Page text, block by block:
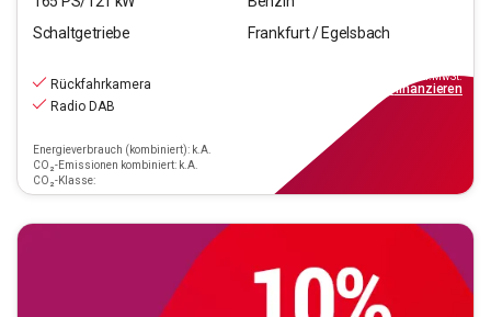
Schaltgetriebe
Frankfurt / Egelsbach
Rückfahrkamera
Radio DAB
Energieverbrauch (kombiniert): k.A.
CO₂-Emissionen kombiniert: k.A.
CO₂-Klasse:
inkl.MwSt.
finanzieren